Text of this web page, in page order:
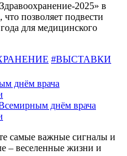
2025» в
позволяет подвести
для медицинского
#ВЫСТАВКИ
днём врача
самые важные сигналы и
– веселенные жизни и